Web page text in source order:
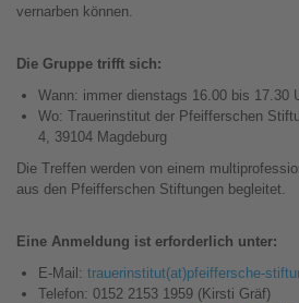
vernarben können.
Die Gruppe trifft sich:
Wann: immer dienstags 16.00 bis 17.30
Wo: Trauerinstitut der Pfeifferschen
4, 39104 Magdeburg
Die Treffen werden von einem
aus den Pfeifferschen Stiftungen begleitet.
Eine Anmeldung ist erforderlich unter:
E-Mail: trauerinstitut(at)pfeiffersche-
Telefon: 0152 2153 1959 (Kirsti Gräf)